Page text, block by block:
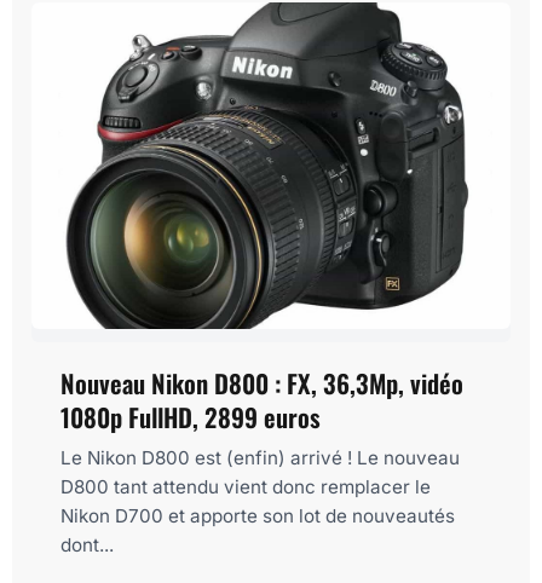
Nouveau Nikon D800 : FX, 36,3Mp, vidéo
1080p FullHD, 2899 euros
Le Nikon D800 est (enfin) arrivé ! Le nouveau
D800 tant attendu vient donc remplacer le
Nikon D700 et apporte son lot de nouveautés
dont...